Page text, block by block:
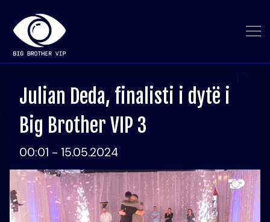
Julian Deda, finalisti i dytë i
Big Brother VIP 3
00:01 - 15.05.2024